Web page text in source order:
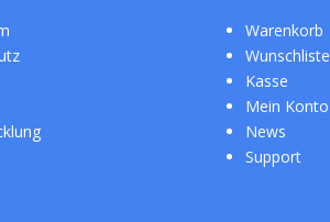
Warenkorb
Wunschliste
Kasse
Mein Konto
News
Support